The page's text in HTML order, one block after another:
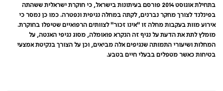
בתחילת אוגוסט 2014 פורסם בעיתונות בישראל, כי חוקרת ישראלית ששהתה
בפינלנד לצורך מחקר נברנים, לקתה במחלה נגיפית ונפטרה. כמו כן נמסר כי
אירוע מוות בעקבות מחלה זו "אינו זכור" לצוותים הרפואיים שטיפלו בחוקרת.
מומלץ לתת את הדעת על נגיף זה הנקרא פואומלה, מסוג נגיפי האנטה, על
המחלות ושיעורי התמותה שנגיפים אלה מביאים, וכן על הצורך בנקיטת אמצעי
בטיחות כאשר מטפלים בבעלי חיים בטבע.